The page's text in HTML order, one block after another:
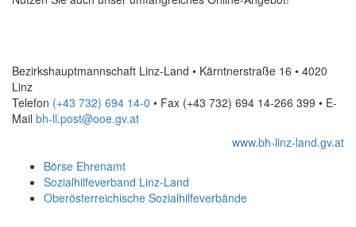
Bezirkshauptmannschaft Linz-Land • Kärntnerstraße 16 • 4020
Linz
Telefon (+43 732) 694 14-0 • Fax (+43 732) 694 14-266 399 • E-
Mail bh-ll.post@ooe.gv.at
www.bh-linz-land.gv.at
Börse Ehrenamt
Sozialhilfeverband Linz-Land
Oberösterreichische Sozialhilfeverbände